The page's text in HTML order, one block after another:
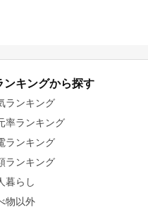
ンキングから探す
ランキング
率ランキング
ランキング
ランキング
暮らし
物以外